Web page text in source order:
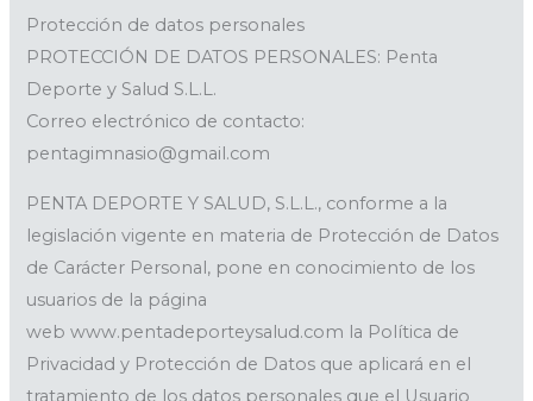
Protección de datos personales
PROTECCIÓN DE DATOS PERSONALES: Penta
Deporte y Salud S.L.L.
Correo electrónico de contacto:
pentagimnasio@gmail.com
PENTA DEPORTE Y SALUD, S.L.L., conforme a la
legislación vigente en materia de Protección de Datos
de Carácter Personal, pone en conocimiento de los
usuarios de la página
web www.pentadeporteysalud.com la Política de
Privacidad y Protección de Datos que aplicará en el
tratamiento de los datos personales que el Usuario